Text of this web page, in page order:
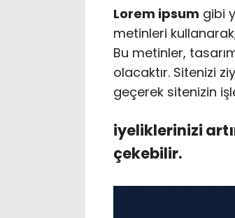
Lorem ipsum gibi
metinleri
Bu metinler,
olacaktır. Sitenizi
geçerek sitenizin
iyeliklerinizi
çekebilir.